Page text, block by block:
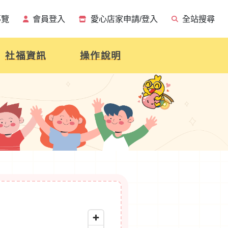
會員登入 愛心店家申請/登入 全站搜尋
社福資訊 操作說明